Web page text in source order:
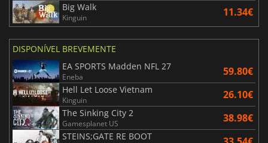
Big Walk
Kinguin 11.34€
DISPONÍVEL BREVEMENTE
EA SPORTS Madden NFL 27
Eneba 59.80€
Hell Let Loose Vietnam
Kinguin 26.10€
The Sinking City 2
Gamesplanet US 38.98€
STEINS;GATE RE BOOT